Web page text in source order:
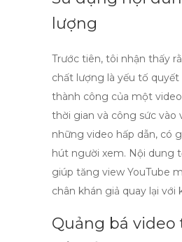
lượng
Trước tiên, tôi nhận thấy
chất lượng là yếu tố quyết
thành công của một
thời gian và công sức vào
những video hấp dẫn, có
hút người xem. Nội dung
giúp tăng view YouTube
chân khán giả quay lại với
Quảng bá video